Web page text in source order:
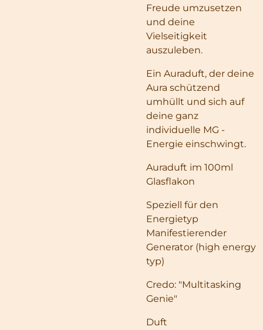
Freude umzusetzen
und deine
Vielseitigkeit
auszuleben.
Ein Auraduft, der deine
Aura schützend
umhüllt und sich auf
deine ganz
individuelle MG -
Energie einschwingt.
Auraduft im 100ml
Glasflakon
Speziell für den
Energietyp
Manifestierender
Generator (high energy
typ)
Credo: "Multitasking
Genie"
Duft